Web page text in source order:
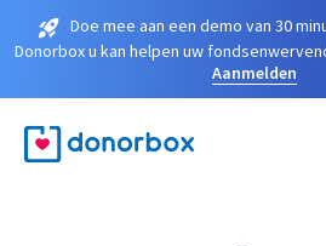
Doe mee aan een demo van 30
Donorbox u kan helpen uw
Aanmelden